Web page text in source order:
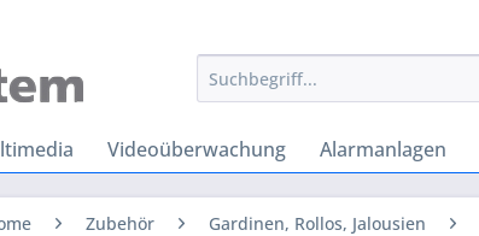
Videoüberwachung Alarmanlagen
Zubehör Gardinen, Rollos, Jalousien